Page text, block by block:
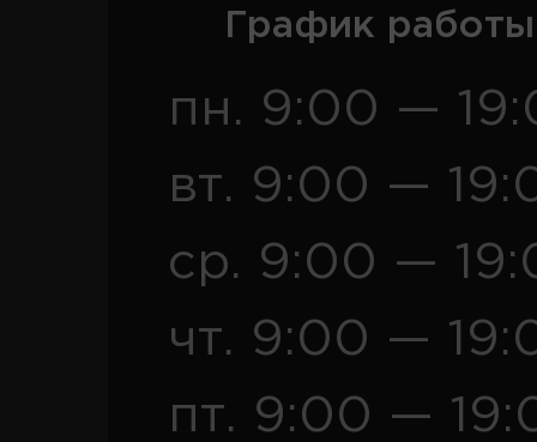
График
пн. 9:00 —
вт. 9:00 —
ср. 9:00 —
чт. 9:00 —
пт. 9:00 —